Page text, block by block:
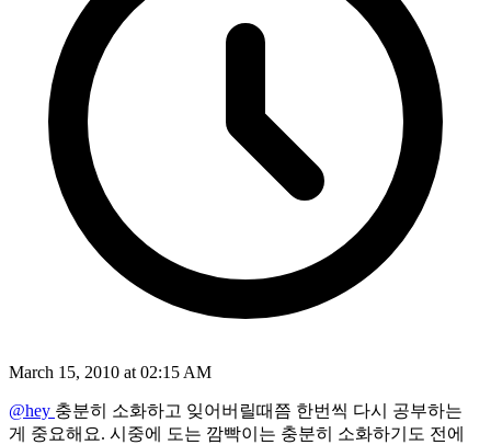
March 15, 2010 at 02:15 AM
@hey 충분히 소화하고 잊어버릴때쯤 한번씩 다시 공부하는
게 중요해요. 시중에 도는 깜빡이는 충분히 소화하기도 전에